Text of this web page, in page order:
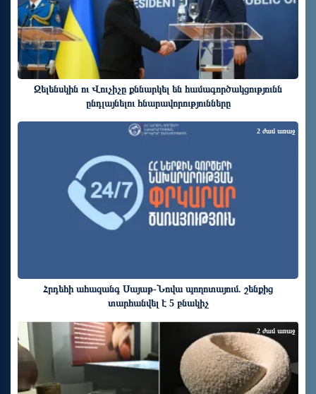
Զելենսկին ու Վուչիչը քննարկել են համագործակցությունն
ընդլայնելու հնարավորությունները
Հրդեհի ահազանգ Սայաթ-Նովա պողոտայում. շենքից
տարհանվել է 5 բնակիչ
2 ժամ առաջ
2 ժամ առաջ